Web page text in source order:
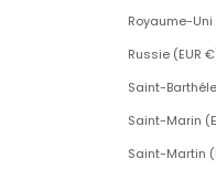
Royaume-Uni
Russie (EUR
Saint-
Saint-Marin
Saint-Martin